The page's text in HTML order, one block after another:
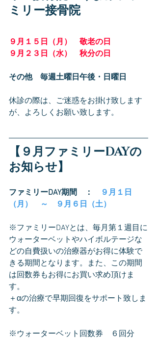
ミリー接骨院
９月１５日（月）　敬老の日
９月２３日（水）　秋分の日
その他　毎週土曜日午後・日曜日
休診の際は、ご迷惑をお掛け致します
が、よろしくお願い致します。
【９月ファミリーDAYの
お知らせ】
ファミリーDAY期間　：
９月１日
（月）　～　９月６日（土）
※ファミリーDAYとは、毎月第１週目に
ウォーターベットやハイボルテージな
どの自費扱いの治療器がお得に体験で
きる期間となります。また、この期間
は回数券もお得にお買い求め頂けま
す。
＋αの治療で早期回復をサポート致しま
す。
※ウォーターベット回数券　６回分